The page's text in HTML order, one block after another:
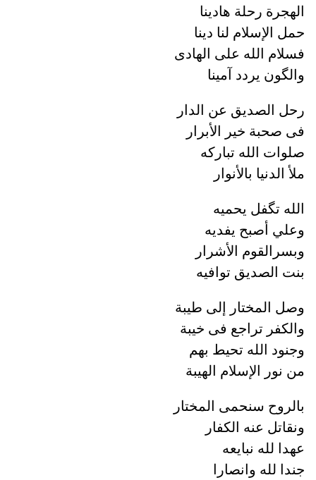
الهجرة رحلة هادينا
حمل الإسلام لنا دينا
فسلام الله علی الهادی
والگون يردد آمينا
رحل الصديق عن الدار
فی صحبة خير الأبرار
صلوات الله تبارکه
ملأ الدنيا بالأنوار
الله تگفل يحميه
وعلي أصبح يفديه
وبسرالقوم الأشرار
بنت الصديق توافيه
وصل المختار إلی طيبة
والکفر تراجع فی خيبة
وجنود الله تحيط بهم
من نور الإسلام الهيبة
بالروح سنحمی المختار
ونقاتل عنه الکفار
عهدا لله نبايعه
جندا لله وانصارا